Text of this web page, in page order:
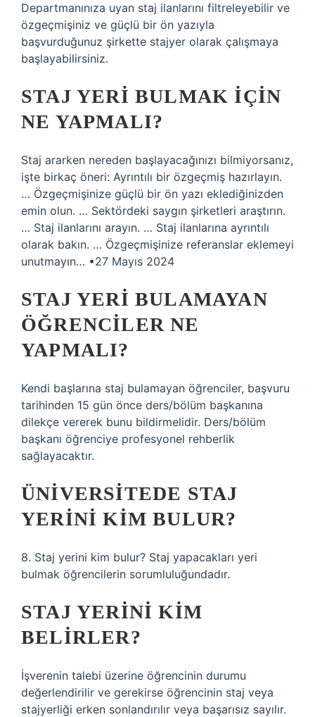
Departmanınıza uyan staj ilanlarını filtreleyebilir ve
özgeçmişiniz ve güçlü bir ön yazıyla
başvurduğunuz şirkette stajyer olarak çalışmaya
başlayabilirsiniz.
STAJ YERI BULMAK IÇIN
NE YAPMALI?
Staj ararken nereden başlayacağınızı bilmiyorsanız,
işte birkaç öneri: Ayrıntılı bir özgeçmiş hazırlayın.
… Özgeçmişinize güçlü bir ön yazı eklediğinizden
emin olun. … Sektördeki saygın şirketleri araştırın.
… Staj ilanlarını arayın. … Staj ilanlarına ayrıntılı
olarak bakın. … Özgeçmişinize referanslar eklemeyi
unutmayın… •27 Mayıs 2024
STAJ YERI BULAMAYAN
ÖĞRENCILER NE
YAPMALI?
Kendi başlarına staj bulamayan öğrenciler, başvuru
tarihinden 15 gün önce ders/bölüm başkanına
dilekçe vererek bunu bildirmelidir. Ders/bölüm
başkanı öğrenciye profesyonel rehberlik
sağlayacaktır.
ÜNIVERSITEDE STAJ
YERINI KIM BULUR?
8. Staj yerini kim bulur? Staj yapacakları yeri
bulmak öğrencilerin sorumluluğundadır.
STAJ YERINI KIM
BELIRLER?
İşverenin talebi üzerine öğrencinin durumu
değerlendirilir ve gerekirse öğrencinin staj veya
stajyerliği erken sonlandırılır veya başarısız sayılır.